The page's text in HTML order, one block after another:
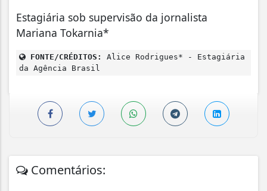
Estagiária sob supervisão da jornalista
Mariana Tokarnia*
FONTE/CRÉDITOS:
Alice Rodrigues* - Estagiária
da Agência Brasil
Comentários: